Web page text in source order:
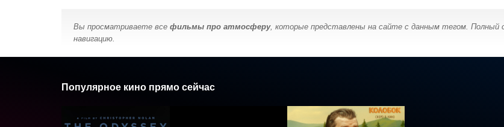
Вы просматриваете все фильмы про атмосферу, которые представлены на сайте с данным тегом. Полный
навигацию.
Популярное кино прямо сейчас